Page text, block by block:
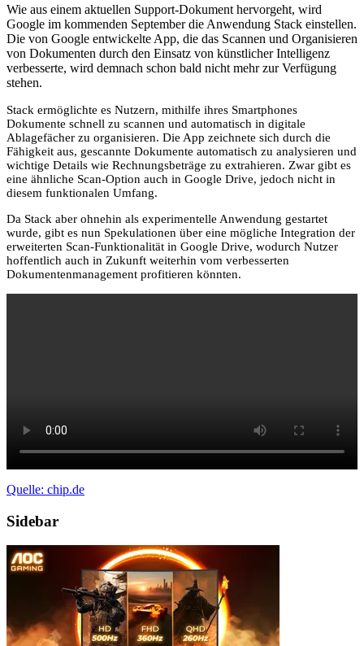
Wie aus einem aktuellen Support-Dokument hervorgeht, wird
Google im kommenden September die Anwendung Stack einstellen.
Die von Google entwickelte App, die das Scannen und Organisieren
von Dokumenten durch den Einsatz von künstlicher Intelligenz
verbesserte, wird demnach schon bald nicht mehr zur Verfügung
stehen.
Stack ermöglichte es Nutzern, mithilfe ihres Smartphones
Dokumente schnell zu scannen und automatisch in digitale
Ablagefächer zu organisieren. Die App zeichnete sich durch die
Fähigkeit aus, gescannte Dokumente automatisch zu analysieren und
wichtige Details wie Rechnungsbeträge zu extrahieren. Zwar gibt es
eine ähnliche Scan-Option auch in Google Drive, jedoch nicht in
diesem funktionalen Umfang.
Da Stack aber ohnehin als experimentelle Anwendung gestartet
wurde, gibt es nun Spekulationen über eine mögliche Integration der
erweiterten Scan-Funktionalität in Google Drive, wodurch Nutzer
hoffentlich auch in Zukunft weiterhin vom verbesserten
Dokumentenmanagement profitieren könnten.
Quelle: chip.de
Sidebar